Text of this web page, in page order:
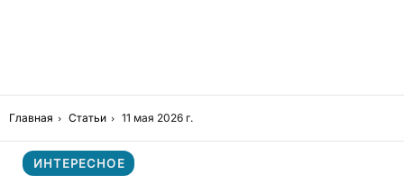
Главная Статьи 11 мая 2026 г.
ИНТЕРЕСНОЕ